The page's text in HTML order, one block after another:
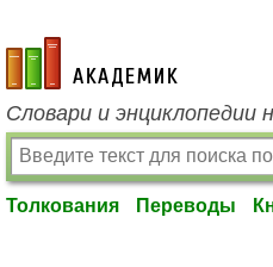
academic.ru
Словари и энциклопедии
Толкования Переводы